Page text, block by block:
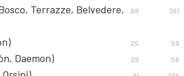
Terrazze, Belvedere,
68 361
25 59
Daemon) 29 56